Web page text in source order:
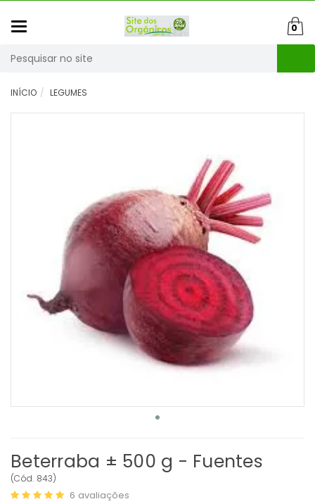
0
INÍCIO LEGUMES
Beterraba ± 500 g - Fuentes
(Cód. 843)
6 avaliações